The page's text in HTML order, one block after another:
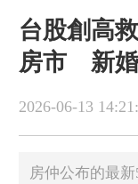
台股創高
房市 新婚
2026-06-13
房仲公布的最